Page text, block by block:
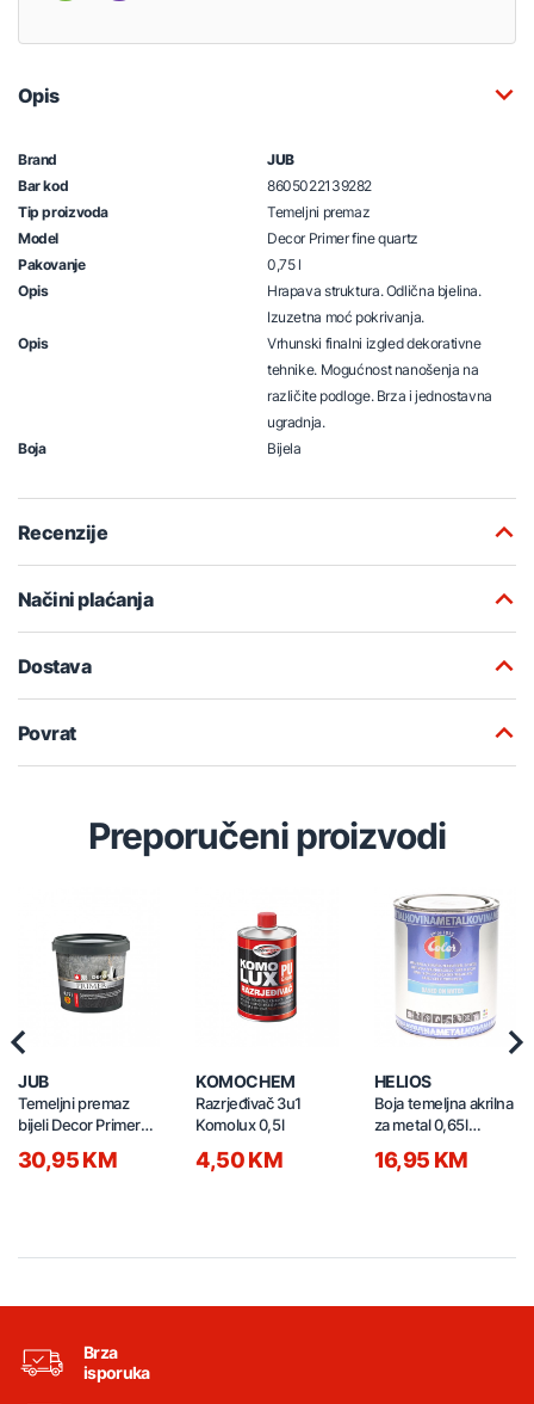
Opis
Brand
JUB
Bar kod
8605022139282
Tip proizvoda
Temeljni premaz
Model
Decor Primer fine quartz
Pakovanje
0,75 l
Opis
Hrapava struktura. Odlična bjelina.
Izuzetna moć pokrivanja.
Opis
Vrhunski finalni izgled dekorativne
tehnike. Mogućnost nanošenja na
različite podloge. Brza i jednostavna
ugradnja.
Boja
Bijela
Recenzije
Načini plaćanja
Dostava
Povrat
Preporučeni proizvodi
JUB
Temeljni premaz
bijeli Decor Primer
30,95 KM
KOMOCHEM
Razrjeđivač 3u1
Komolux 0,5l
4,50 KM
HELIOS
Boja temeljna akrilna
za metal 0,65l
16,95 KM
Brza
isporuka